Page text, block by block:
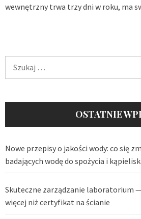
wewnętrzny trwa trzy dni w roku, ma
OSTATNIE
Nowe przepisy o jakości wody: co się
badających wodę do spożycia i
Skuteczne zarządzanie laboratorium
więcej niż certyfikat na ścianie